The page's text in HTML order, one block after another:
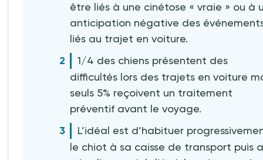
être liés à une cinétose « vraie » ou à
anticipation négative des
liés au trajet en voiture.
1/4 des chiens présentent des
difficultés lors des trajets en voiture
seuls 5% reçoivent un traitement
préventif avant le voyage.
L’idéal est d’habituer
le chiot à sa caisse de transport puis